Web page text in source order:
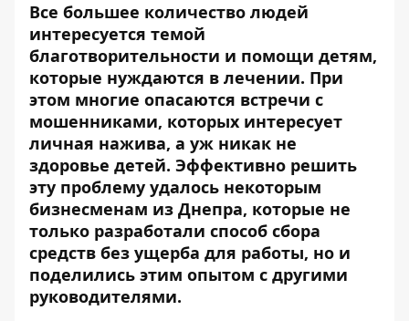
Все большее количество людей
интересуется темой
благотворительности и помощи детям,
которые нуждаются в лечении. При
этом многие опасаются встречи с
мошенниками, которых интересует
личная нажива, а уж никак не
здоровье детей. Эффективно решить
эту проблему удалось некоторым
бизнесменам из Днепра, которые не
только разработали способ сбора
средств без ущерба для работы, но и
поделились этим опытом с другими
руководителями.